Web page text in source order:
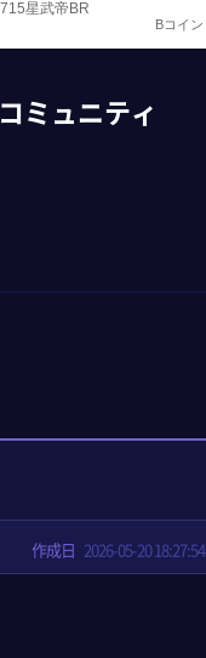
Bコイン
コミュニティ
作成日 2026-05-20 18:27:54